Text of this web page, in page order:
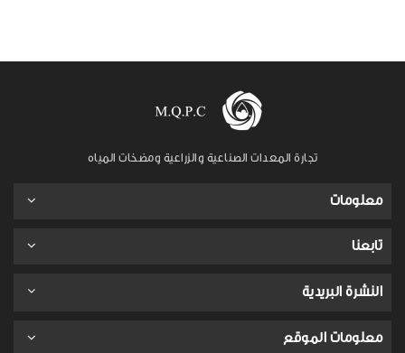
تجارة المعدات الصناعية والزراعية ومضخات المياه
معلومات
تابعنا
النشرة البريدية
معلومات الموقع